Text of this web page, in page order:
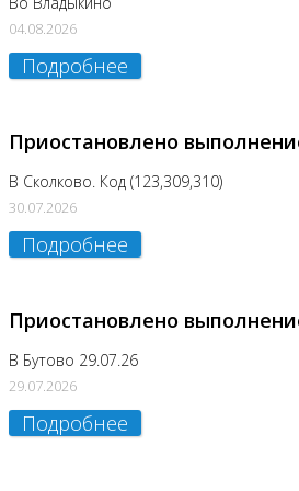
04.08.2026
Подробнее
Приостановлено
В Сколково. Код (123,309,310)
30.07.2026
Подробнее
Приостановлено
В Бутово 29.07.26
29.07.2026
Подробнее